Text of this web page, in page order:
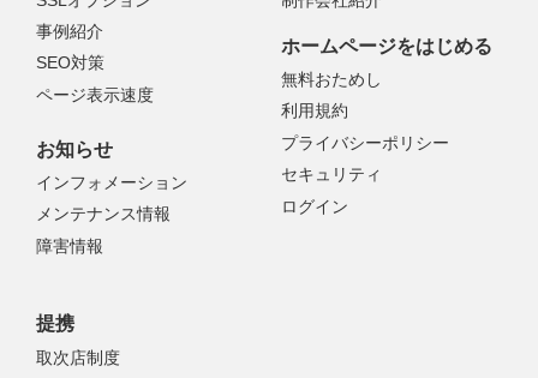
事例紹介
SEO対策
ページ表示速度
お知らせ
インフォメーション
メンテナンス情報
障害情報
提携
取次店制度
ホームページをはじめる
無料おためし
利用規約
プライバシーポリシー
セキュリティ
ログイン